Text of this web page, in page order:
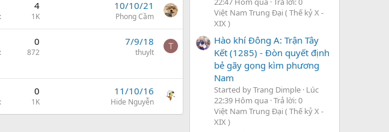
4
1K
10/10/21
Phong Cầm
0
872
7/9/18
thuylt
T
0
1K
11/10/16
Hide Nguyễn
Việt Nam Trung Đại ( Thế kỷ X -
XIX )
Hào khí Đông A: Trận Tây
Kết (1285) - Đòn quyết định
bẻ gãy gọng kìm phương
Nam
Started by Trang Dimple Lúc
22:39 Hôm qua Trả lời: 0
Việt Nam Trung Đại ( Thế kỷ X -
XIX )